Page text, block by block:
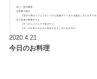
2020.4.21
今日のお料理